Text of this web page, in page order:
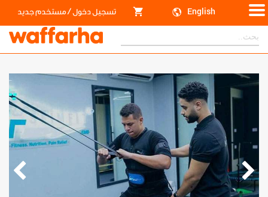
English تسجيل دخول/مستخدم جديد